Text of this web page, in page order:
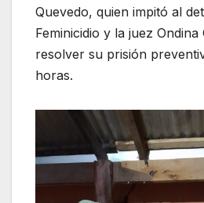
Quevedo, quien impitó al
Feminicidio y la juez
resolver su prisión
horas.